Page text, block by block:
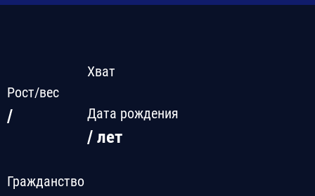
Рост/вес
/
Хват
Дата рождения
/ лет
Гражданство